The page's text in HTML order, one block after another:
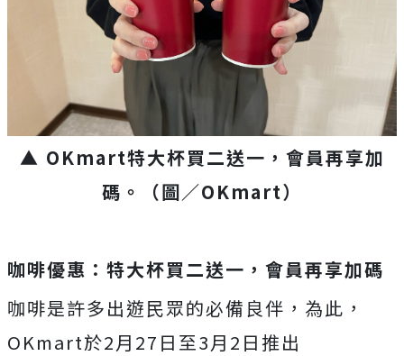
▲ OKmart特大杯買二送一，會員再享加
碼。（圖／OKmart）
咖啡優惠：特大杯買二送一，會員再享加碼
咖啡是許多出遊民眾的必備良伴，為此，
OKmart於2月27日至3月2日推出